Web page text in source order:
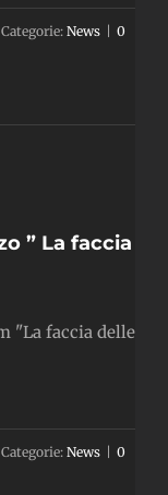
Categorie: News 0
” La faccia
"La faccia delle
Categorie: News 0